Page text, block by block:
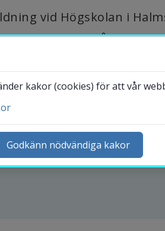
vid Högskolan i
(VFU) som ingår.
och utgör
Högskolan
och besök oss
kakor (cookies) för att vår
Godkänn nödvändiga kakor